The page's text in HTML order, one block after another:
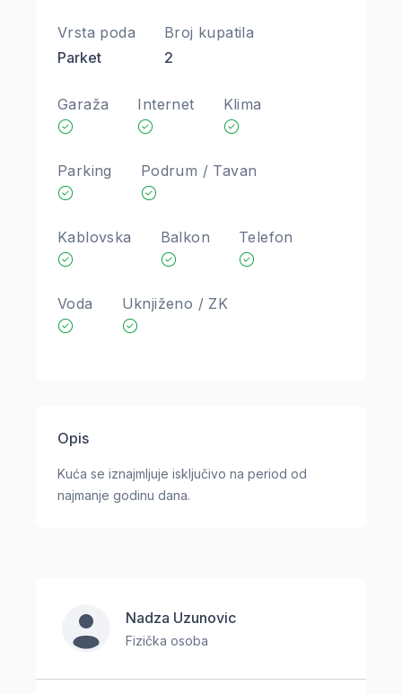
Vrsta poda
Parket
Broj kupatila
2
Garaža Internet Klima
Parking Podrum / Tavan
Kablovska Balkon Telefon
Voda Uknjiženo / ZK
Opis
Kuća se iznajmljuje isključivo na period od
najmanje godinu dana.
Nadza Uzunovic
Fizička osoba